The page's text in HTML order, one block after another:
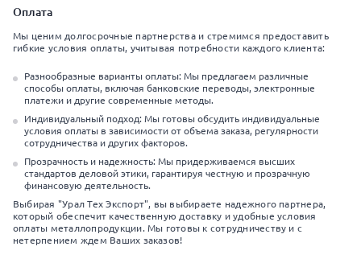
Оплата
Мы ценим долгосрочные партнерства и стремимся предоставить
гибкие условия оплаты, учитывая потребности каждого клиента:
Разнообразные варианты оплаты: Мы предлагаем различные
способы оплаты, включая банковские переводы, электронные
платежи и другие современные методы.
Индивидуальный подход: Мы готовы обсудить индивидуальные
условия оплаты в зависимости от объема заказа, регулярности
сотрудничества и других факторов.
Прозрачность и надежность: Мы придерживаемся высших
стандартов деловой этики, гарантируя честную и прозрачную
финансовую деятельность.
Выбирая "Урал Тех Экспорт", вы выбираете надежного партнера,
который обеспечит качественную доставку и удобные условия
оплаты металлопродукции. Мы готовы к сотрудничеству и с
нетерпением ждем Ваших заказов!